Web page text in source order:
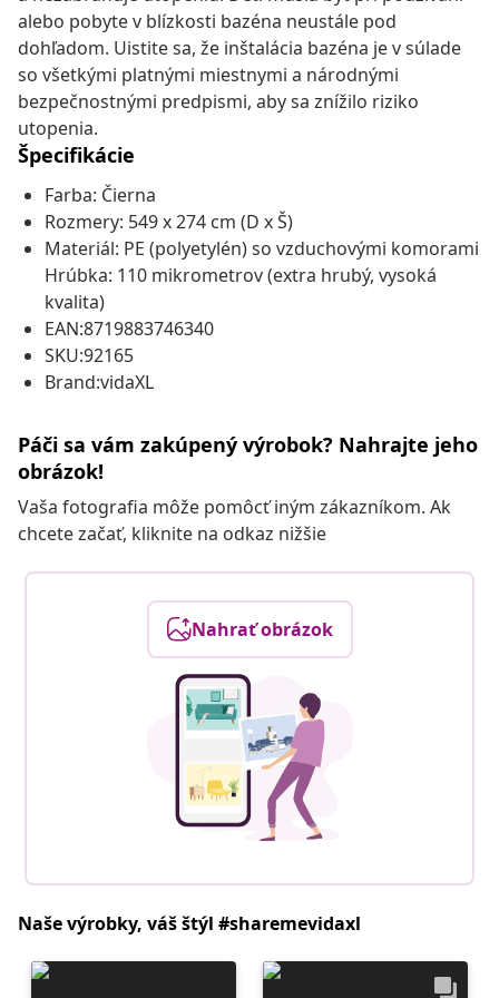
alebo pobyte v blízkosti bazéna neustále pod
dohľadom. Uistite sa, že inštalácia bazéna je v súlade
so všetkými platnými miestnymi a národnými
bezpečnostnými predpismi, aby sa znížilo riziko
utopenia.
Špecifikácie
Farba: Čierna
Rozmery: 549 x 274 cm (D x Š)
Materiál: PE (polyetylén) so vzduchovými komorami
Hrúbka: 110 mikrometrov (extra hrubý, vysoká
kvalita)
EAN:8719883746340
SKU:92165
Brand:vidaXL
Páči sa vám zakúpený výrobok? Nahrajte jeho
obrázok!
Vaša fotografia môže pomôcť iným zákazníkom. Ak
chcete začať, kliknite na odkaz nižšie
Nahrať obrázok
Naše výrobky, váš štýl #sharemevidaxl